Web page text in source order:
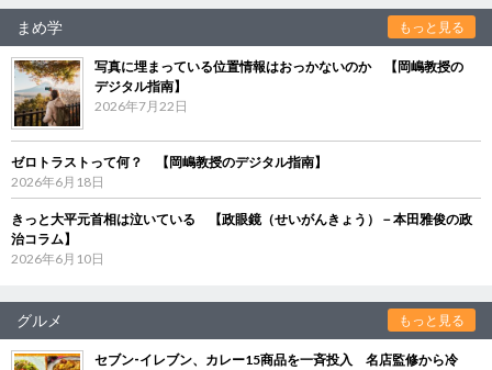
まめ学 もっと見る
写真に埋まっている位置情報はおっかないのか 【岡嶋教授の
デジタル指南】
2026年7月22日
ゼロトラストって何？ 【岡嶋教授のデジタル指南】
2026年6月18日
きっと大平元首相は泣いている 【政眼鏡（せいがんきょう）－本田雅俊の政
治コラム】
2026年6月10日
グルメ もっと見る
セブン‐イレブン、カレー15商品を一斉投入 名店監修から冷